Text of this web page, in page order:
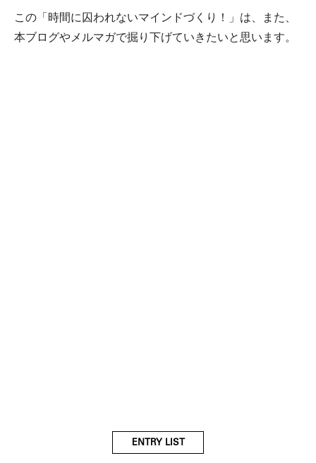
この「時間に囚われないマインドづくり！」は、また、
本ブログやメルマガで掘り下げていきたいと思います。
ENTRY LIST